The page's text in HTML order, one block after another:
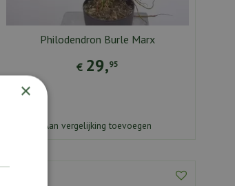
Philodendron Burle Marx
€ 29,95
Aan vergelijking toevoegen
×